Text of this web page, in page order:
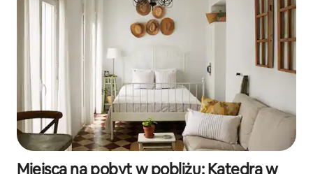
Miejsca na pobyt w pobliżu: Katedra w